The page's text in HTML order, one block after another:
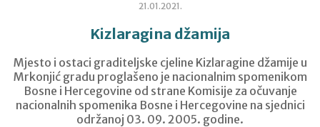
21.01.2021.
Kizlaragina džamija
Mjesto i ostaci graditeljske cjeline Kizlaragine džamije u
Mrkonjić gradu proglašeno je nacionalnim spomenikom
Bosne i Hercegovine od strane Komisije za očuvanje
nacionalnih spomenika Bosne i Hercegovine na sjednici
održanoj 03. 09. 2005. godine.